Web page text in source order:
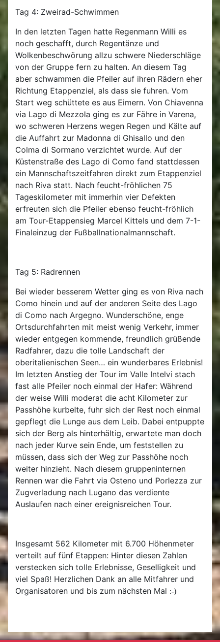
Tag 4: Zweirad-Schwimmen
In den letzten Tagen hatte Regenmann Willi es
noch geschafft, durch Regentänze und
Wolkenbeschwörung allzu schwere Niederschläge
von der Gruppe fern zu halten. An diesem Tag
aber schwammen die Pfeiler auf ihren Rädern eher
Richtung Etappenziel, als dass sie fuhren. Vom
Start weg schüttete es aus Eimern. Von Chiavenna
via Lago di Mezzola ging es zur Fähre in Varena,
wo schweren Herzens wegen Regen und Kälte auf
die Auffahrt zur Madonna di Ghisallo und den
Colma di Sormano verzichtet wurde. Auf der
Küstenstraße des Lago di Como fand stattdessen
ein Mannschaftszeitfahren direkt zum Etappenziel
nach Riva statt. Nach feucht-fröhlichen 75
Tageskilometer mit immerhin vier Defekten
erfreuten sich die Pfeiler ebenso feucht-fröhlich
am Tour-Etappensieg Marcel Kittels und dem 7-1-
Finaleinzug der Fußballnationalmannschaft.
Tag 5: Radrennen
Bei wieder besserem Wetter ging es von Riva nach
Como hinein und auf der anderen Seite des Lago
di Como nach Argegno. Wunderschöne, enge
Ortsdurchfahrten mit meist wenig Verkehr, immer
wieder entgegen kommende, freundlich grüßende
Radfahrer, dazu die tolle Landschaft der
oberitalienischen Seen… ein wunderbares Erlebnis!
Im letzten Anstieg der Tour im Valle Intelvi stach
fast alle Pfeiler noch einmal der Hafer: Während
der weise Willi moderat die acht Kilometer zur
Passhöhe kurbelte, fuhr sich der Rest noch einmal
gepflegt die Lunge aus dem Leib. Dabei entpuppte
sich der Berg als hinterhältig, erwartete man doch
nach jeder Kurve sein Ende, um feststellen zu
müssen, dass sich der Weg zur Passhöhe noch
weiter hinzieht. Nach diesem gruppeninternen
Rennen war die Fahrt via Osteno und Porlezza zur
Zugverladung nach Lugano das verdiente
Auslaufen nach einer ereignisreichen Tour.
Insgesamt 562 Kilometer mit 6.700 Höhenmeter
verteilt auf fünf Etappen: Hinter diesen Zahlen
verstecken sich tolle Erlebnisse, Geselligkeit und
viel Spaß! Herzlichen Dank an alle Mitfahrer und
Organisatoren und bis zum nächsten Mal :-)